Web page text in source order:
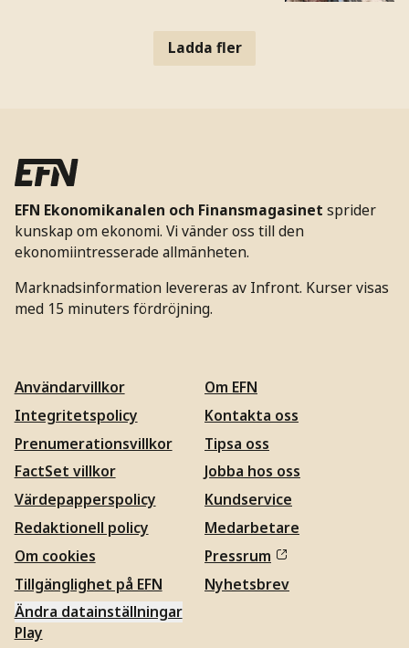
Ladda fler
EFN Ekonomikanalen och Finansmagasinet sprider
kunskap om ekonomi. Vi vänder oss till den
ekonomiintresserade allmänheten.
Marknadsinformation levereras av Infront. Kurser visas
med 15 minuters fördröjning.
Användarvillkor
Integritetspolicy
Prenumerationsvillkor
FactSet villkor
Värdepapperspolicy
Redaktionell policy
Om cookies
Tillgänglighet på EFN
Ändra datainställningar
Om EFN
Kontakta oss
Tipsa oss
Jobba hos oss
Kundservice
Medarbetare
Pressrum
Nyhetsbrev
Play